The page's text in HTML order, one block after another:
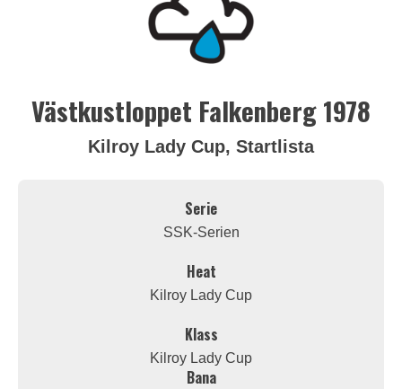
Västkustloppet Falkenberg 1978
Kilroy Lady Cup, Startlista
Serie
SSK-Serien
Heat
Kilroy Lady Cup
Klass
Kilroy Lady Cup
Bana